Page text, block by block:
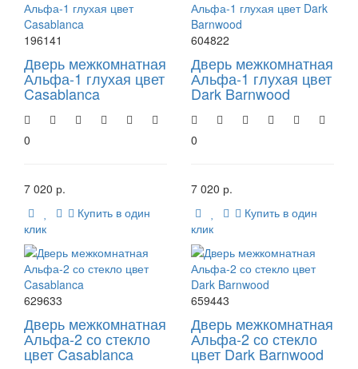
196141
Дверь межкомнатная
Альфа-1 глухая цвет
Casablanca
0
7 020 р.
Купить в один
клик
604822
Дверь межкомнатная
Альфа-1 глухая цвет
Dark Barnwood
0
7 020 р.
Купить в один
клик
629633
Дверь межкомнатная
Альфа-2 со стекло
цвет Casablanca
659443
Дверь межкомнатная
Альфа-2 со стекло
цвет Dark Barnwood